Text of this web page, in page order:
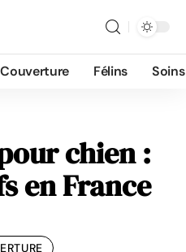
Couverture Félins Soins
chien :
en France